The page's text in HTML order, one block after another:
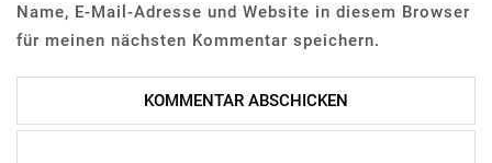
Name, E-Mail-Adresse und Website in diesem Browser
für meinen nächsten Kommentar speichern.